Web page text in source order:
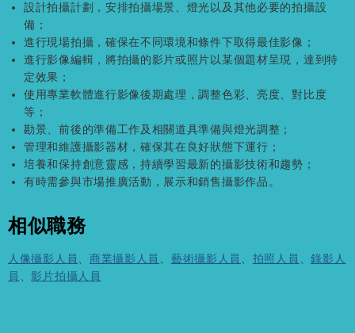
設計拍攝計劃，安排拍攝場景、燈光以及其他必要的拍攝設
備；
進行現場拍攝，確保在不同環境和條件下取得最佳影像；
進行影像編輯，將拍攝的影片或照片以某個題材呈現，達到特
定效果；
使用專業軟體進行影像後期處理，調整色彩、亮度、對比度
等；
勘景、前後的準備工作及相關道具準備與燈光調整；
管理和維護攝影器材，確保其在良好狀態下運行；
培養和保持創意靈感，持續學習最新的攝影技術和趨勢；
有時需參與市場推廣活動，展示和銷售攝影作品。
相似職務
人像攝影人員 商業攝影人員 藝術攝影人員 拍照人員 、錄影人
員
影片拍攝人員